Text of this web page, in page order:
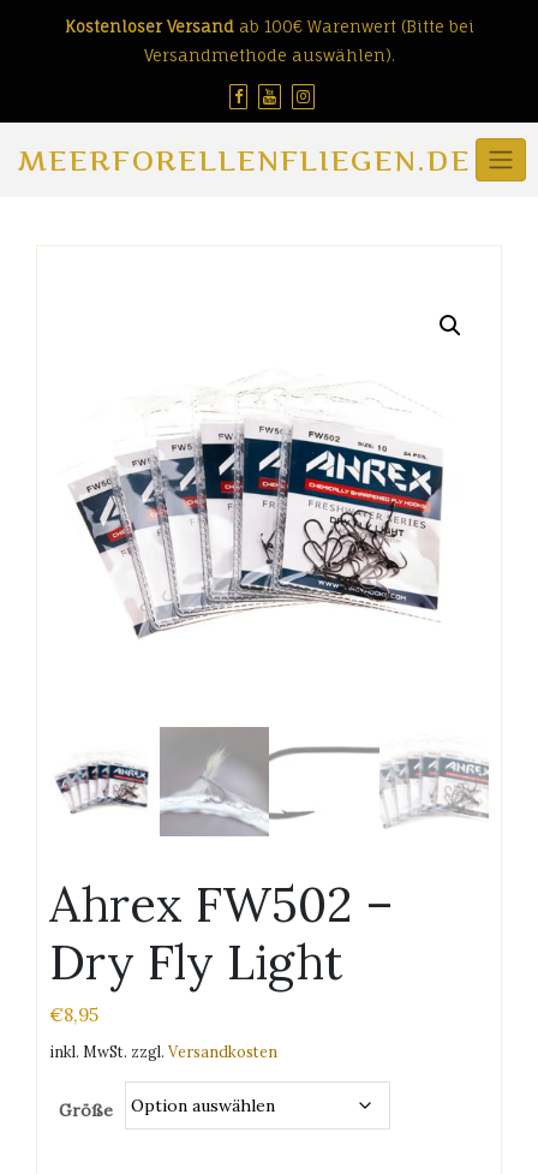
Kostenloser Versandab 100€ Warenwert (Bitte bei
Versandmethode auswählen).
MEERFORELLENFLIEGEN.DE
Ahrex FW502 –
Dry Fly Light
€8,95
inkl. MwSt. zzgl. Versandkosten
Größe